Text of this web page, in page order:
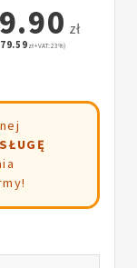
zł
zł + VAT: 23%)